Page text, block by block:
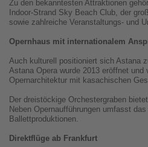
Zu den bekanntesten Attraktionen
Indoor-Strand Sky Beach Club, der
sowie zahlreiche Veranstaltungs- und
Opernhaus mit internationalem
Auch kulturell positioniert sich Astana
Astana Opera wurde 2013 eröffnet
Opernarchitektur mit kasachischen
Der dreistöckige Orchestergraben
Neben Opernaufführungen umfasst
Ballettproduktionen.
Direktflüge ab Frankfurt